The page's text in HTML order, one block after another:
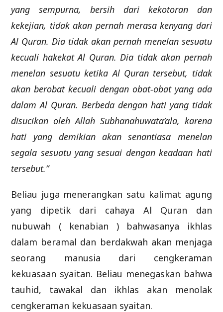
yang sempurna, bersih dari kekotoran dan
kekejian, tidak akan pernah merasa kenyang dari
Al Quran. Dia tidak akan pernah menelan sesuatu
kecuali hakekat Al Quran. Dia tidak akan pernah
menelan sesuatu ketika Al Quran tersebut, tidak
akan berobat kecuali dengan obat-obat yang ada
dalam Al Quran. Berbeda dengan hati yang tidak
disucikan oleh Allah Subhanahuwata’ala, karena
hati yang demikian akan senantiasa menelan
segala sesuatu yang sesuai dengan keadaan hati
tersebut.”
Beliau juga menerangkan satu kalimat agung
yang dipetik dari cahaya Al Quran dan
nubuwah ( kenabian ) bahwasanya ikhlas
dalam beramal dan berdakwah akan menjaga
seorang manusia dari cengkeraman
kekuasaan syaitan. Beliau menegaskan bahwa
tauhid, tawakal dan ikhlas akan menolak
cengkeraman kekuasaan syaitan.